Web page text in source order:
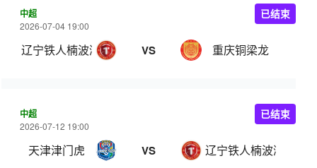
中超
2026-07-04 19:00
辽宁铁人楠波湾 VS 重庆铜梁龙
已结束
中超
2026-07-12 19:00
天津津门虎 VS 辽宁铁人楠波湾
已结束